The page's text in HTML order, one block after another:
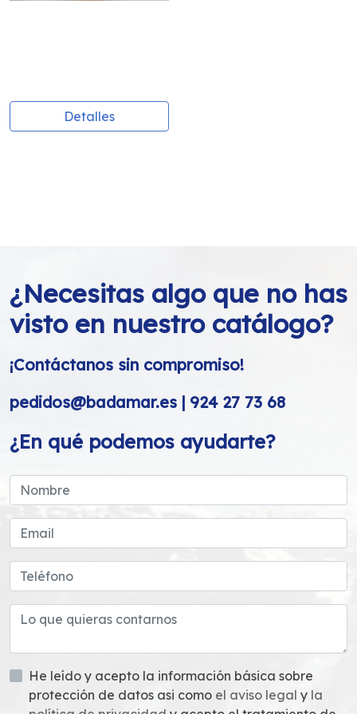
Detalles
¿Necesitas algo que no has
visto en nuestro catálogo?
¡Contáctanos sin compromiso!
pedidos@badamar.es | 924 27 73 68
¿En qué podemos ayudarte?
He leído y acepto la información básica sobre
protección de datos asi como el aviso legal y la